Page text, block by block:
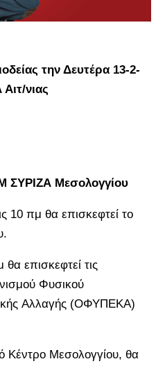
την Δευτέρα 13-2-
νιας
ΣΥΡΙΖΑ Μεσολογγίου
10 πμ θα επισκεφτεί το
επισκεφτεί τις
Φυσικού
Aλλαγής (ΟΦΥΠΕΚΑ)
Κέντρο Μεσολογγίου, θα